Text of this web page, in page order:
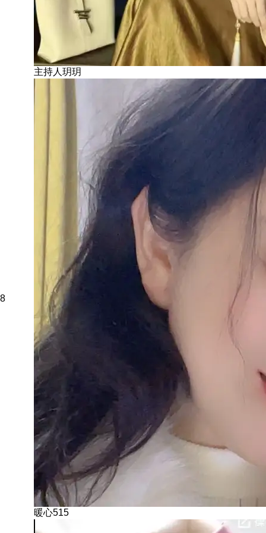
主持人玥玥
8
暖心515